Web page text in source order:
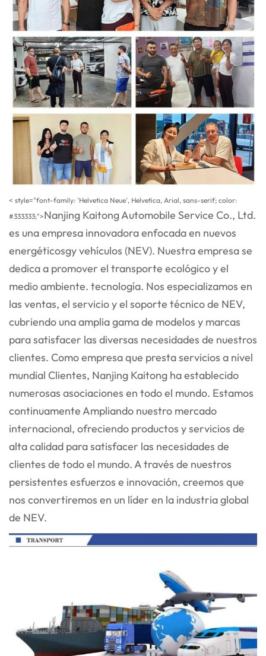
< style="font-family: 'Helvetica Neue', Helvetica, Arial, sans-serif; color:
#333333;">Nanjing Kaitong Automobile Service Co., Ltd.
es una empresa innovadora enfocada en nuevos
energéticosgyvehículos (NEV). Nuestra empresa se
dedica a promover el transporte ecológico y el
medio ambiente. tecnología. Nos especializamos en
las ventas, el servicio y el soporte técnico de NEV,
cubriendo una amplia gamade modelos y marcas
para satisfacer las diversas necesidades de nuestros
clientes. Como empresa que presta servicios a nivel
mundial Clientes, Nanjing Kaitong ha establecido
numerosas asociaciones en todo el mundo. Estamos
continuamente Ampliando nuestro mercado
internacional, ofreciendo productos y servicios de
alta calidad para satisfacer las necesidades de
clientes de todo el mundo. A través de nuestros
persistentes esfuerzos e innovación, creemos que
nos convertiremos en un líder en la industria global
de NEV.